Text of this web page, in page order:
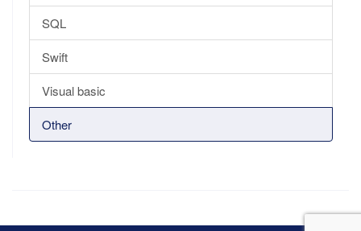
SQL
Swift
Visual basic
Other